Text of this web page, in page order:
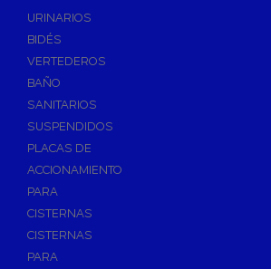
Válvulas de Esfera
Válvulas de Escuadra y Lavadora
Válvulas Reductoras de Presión
Válvulas de Retención
Electroválvulas
Válvulas de Compuerta
Válvulas de Contadores
Llaves de Paso
Accesorios de Valvulería
URINARIOS
BIDÉS
VERTEDEROS
BAÑO
SANITARIOS
SUSPENDIDOS
PLACAS DE
ACCIONAMIENTO
PARA
CISTERNAS
CISTERNAS
PARA